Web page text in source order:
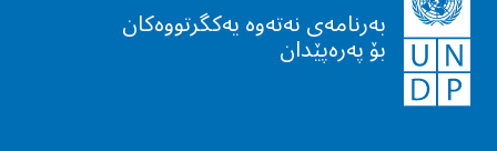
بەرنامەی نەتەوە یەکگرتووەکان
بۆ پەرەپێدان